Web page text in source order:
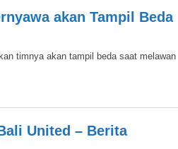
akan Tampil Beda
timnya akan tampil beda saat melawan
United – Berita